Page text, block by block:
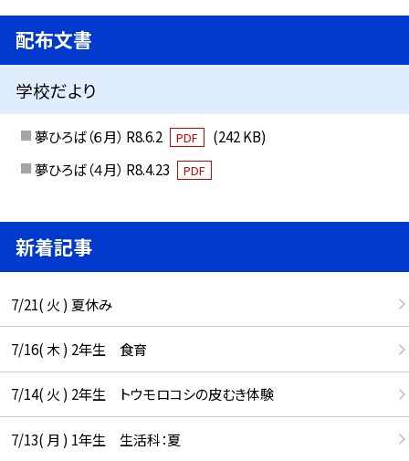
配布文書
学校だより
夢ひろば（６月） R8.6.2 PDF
(242 KB)
夢ひろば（４月） R8.4.23
PDF
新着記事
7/21( 火 ) 夏休み
7/16( 木 ) 2年生 食育
7/14( 火 ) 2年生 トウモロコシの皮むき体験
7/13( 月 ) 1年生 生活科：夏